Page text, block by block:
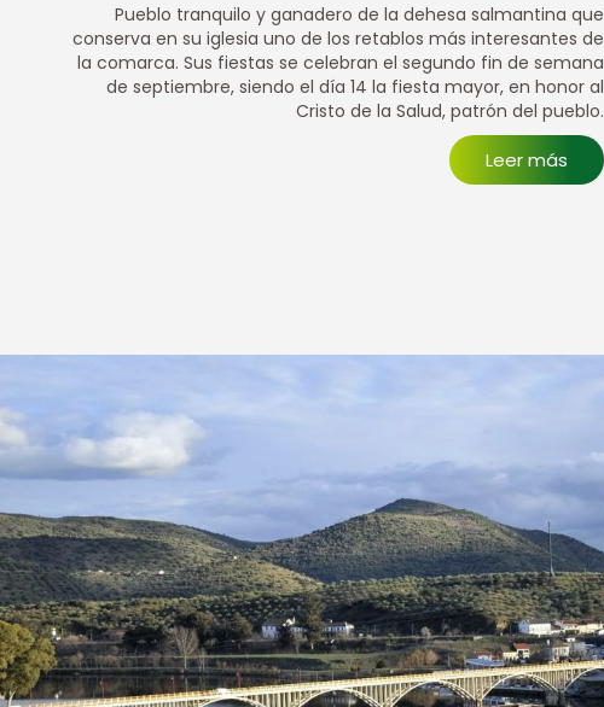
Pueblo tranquilo y ganadero de la dehesa salmantina que
conserva en su iglesia uno de los retablos más interesantes de
la comarca. Sus fiestas se celebran el segundo fin de semana
de septiembre, siendo el día 14 la fiesta mayor, en honor al
Cristo de la Salud, patrón del pueblo.
Leer más